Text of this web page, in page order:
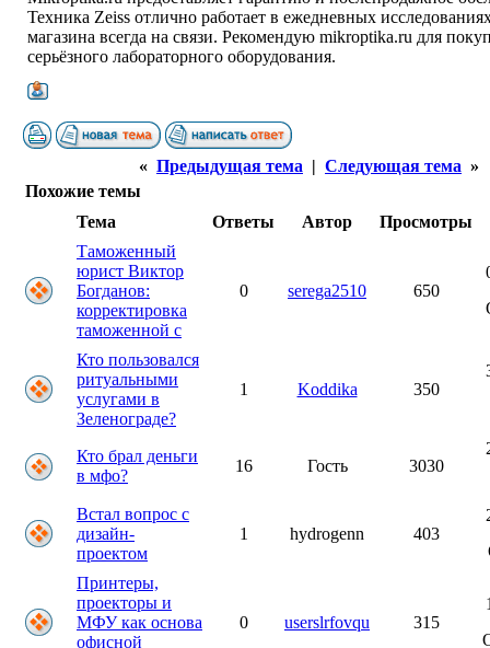
Техника Zeiss отлично работает в ежедневных
магазина всегда на связи. Рекомендую mikroptika.ru для
серьёзного лабораторного оборудования.
« Предыдущая тема | Следующая тема »
Похожие темы
Тема
Ответы Автор
Просмотры
Таможенный
юрист Виктор
Богданов:
корректировка
таможенной с
0 serega2510 650
Кто пользовался
ритуальными
услугами в
Зеленограде?
1 Koddika 350
Кто брал деньги
в мфо?
16 Гость 3030
Встал вопрос с
дизайн-
проектом
1 hydrogenn 403
Принтеры,
проекторы и
МФУ как основа
офисной
0 userslrfovqu 315